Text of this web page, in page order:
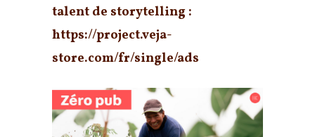
talent de storytelling :
https://project.veja-
store.com/fr/single/ads